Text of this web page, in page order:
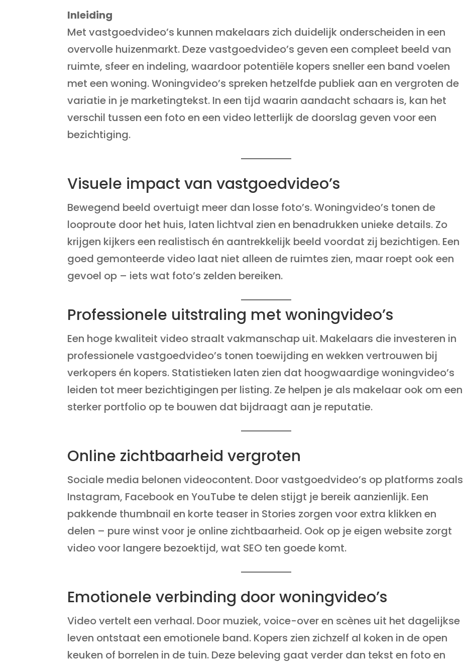
Inleiding
Met vastgoedvideo’s kunnen makelaars zich duidelijk onderscheiden in een
overvolle huizenmarkt. Deze vastgoedvideo’s geven een compleet beeld van
ruimte, sfeer en indeling, waardoor potentiële kopers sneller een band voelen
met een woning. Woningvideo’s spreken hetzelfde publiek aan en vergroten de
variatie in je marketing­tekst. In een tijd waarin aandacht schaars is, kan het
verschil tussen een foto en een video letterlijk de doorslag geven voor een
bezichtiging.
Visuele impact van vastgoedvideo’s
Bewegend beeld overtuigt meer dan losse foto’s. Woningvideo’s tonen de
looproute door het huis, laten lichtval zien en benadrukken unieke details. Zo
krijgen kijkers een realistisch én aantrekkelijk beeld voordat zij bezichtigen. Een
goed gemonteerde video laat niet alleen de ruimtes zien, maar roept ook een
gevoel op – iets wat foto’s zelden bereiken.
Professionele uitstraling met woningvideo’s
Een hoge kwaliteit video straalt vakmanschap uit. Makelaars die investeren in
professionele vastgoedvideo’s tonen toewijding en wekken vertrouwen bij
verkopers én kopers. Statistieken laten zien dat hoogwaardige woningvideo’s
leiden tot meer bezichtigingen per listing. Ze helpen je als makelaar ook om een
sterker portfolio op te bouwen dat bijdraagt aan je reputatie.
Online zichtbaarheid vergroten
Sociale media belonen video­content. Door vastgoedvideo’s op platforms zoals
Instagram, Facebook en YouTube te delen stijgt je bereik aanzienlijk. Een
pakkende thumbnail en korte teaser in Stories zorgen voor extra klikken en
delen – pure winst voor je online zichtbaarheid. Ook op je eigen website zorgt
video voor langere bezoektijd, wat SEO ten goede komt.
Emotionele verbinding door woningvideo’s
Video vertelt een verhaal. Door muziek, voice-over en scènes uit het dagelijkse
leven ontstaat een emotionele band. Kopers zien zichzelf al koken in de open
keuken of borrelen in de tuin. Deze beleving gaat verder dan tekst en foto en